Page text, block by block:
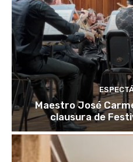
Maestro José
clausura de